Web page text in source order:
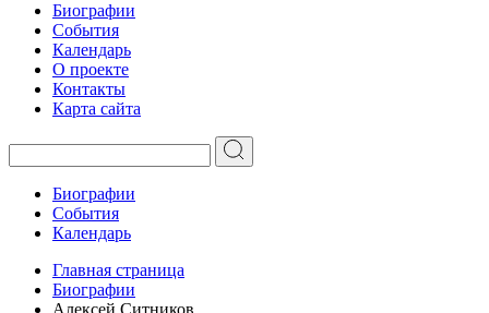
Биографии
События
Календарь
О проекте
Контакты
Карта сайта
Биографии
События
Календарь
Главная страница
Биографии
Алексей Ситников